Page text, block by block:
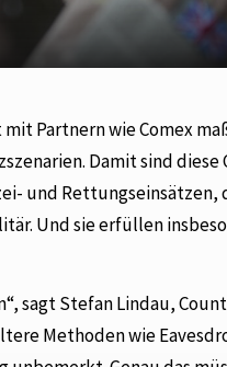
mit Partnern wie Comex
Damit sind diese
und
Und sie erfüllen
sagt Stefan Lindau,
Methoden wie